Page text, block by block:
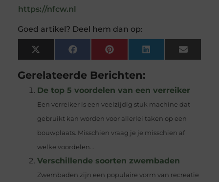
https://nfcw.nl
Goed artikel? Deel hem dan op:
X
(Twitter)
FacebookPinterestLinkedInEmail
Gerelateerde Berichten:
De top 5 voordelen van een verreiker
Een verreiker is een veelzijdig stuk machine dat
gebruikt kan worden voor allerlei taken op een
bouwplaats. Misschien vraag je je misschien af
welke voordelen...
Verschillende soorten zwembaden
Zwembaden zijn een populaire vorm van recreatie